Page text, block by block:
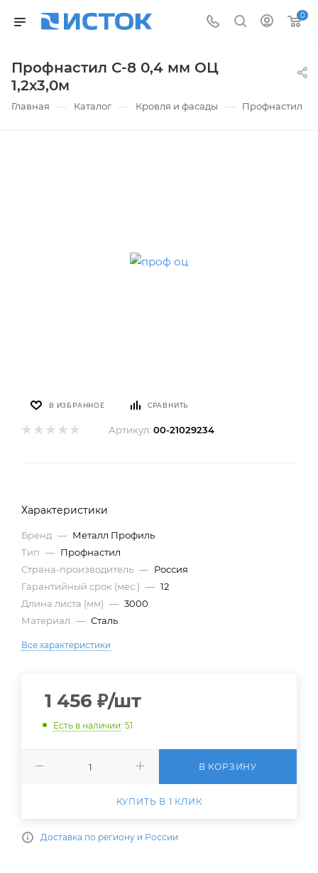
0
Профнастил С-8 0,4 мм ОЦ
1,2х3,0м
Главная — Каталог — Кровля и фасады — Профнастил
В ИЗБРАННОЕ СРАВНИТЬ
Артикул: 00-21029234
Характеристики
Бренд — Металл Профиль
Тип — Профнастил
Страна-производитель — Россия
Гарантийный срок (мес.) — 12
Длина листа (мм) — 3000
Материал — Сталь
Все характеристики
1 456 ₽/шт
Есть в наличии: 51
В КОРЗИНУ
КУПИТЬ В 1 КЛИК
Доставка по региону и России